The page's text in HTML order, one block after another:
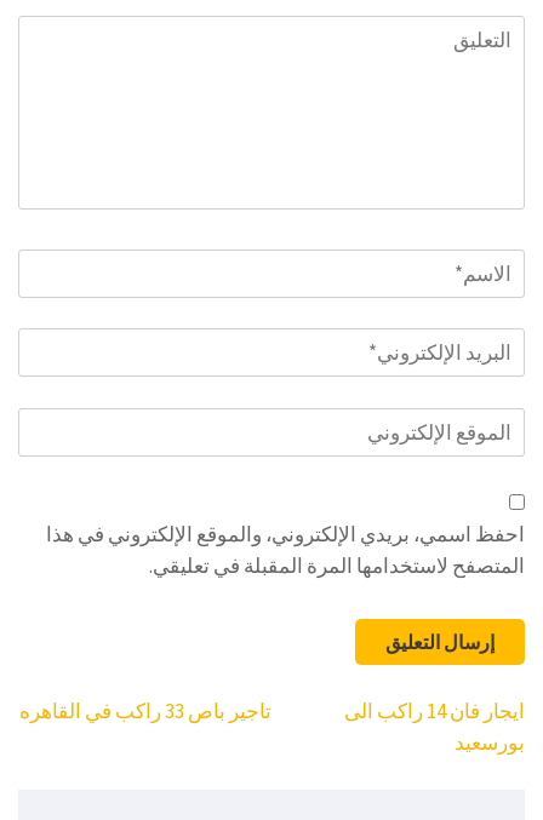
التعليق
الاسم
البريد
الإلكتروني*
الموقع
الإلكتروني
احفظ اسمي، بريدي الإلكتروني، والموقع الإلكتروني في هذا
المتصفح لاستخدامها المرة المقبلة في تعليقي.
تصفّح
المقالات
تاجير باص 33 راكب في القاهره
ايجار فان 14 راكب الى
بورسعيد